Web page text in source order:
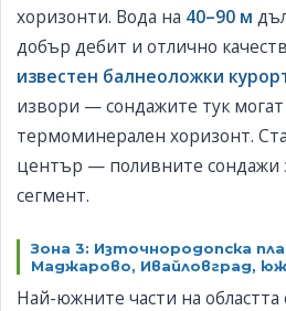
хоризонти. Вода на 40–90 м
добър дебит и отлично
известен балнеоложки
извори — сондажите тук
термоминерален хоризонт.
център — поливните сондажи
сегмент.
Зона 3: Източнородопска
Маджарово, Ивайловград,
Най-южните части на областта